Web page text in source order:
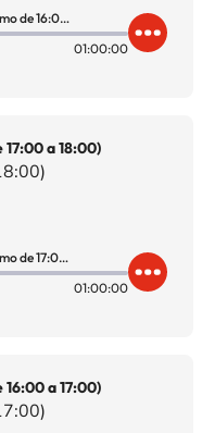
40 al Dia (05/08/2026 - Tramo de 16:00 a 17:00)
01:00:00
a 18:00)
40 al Dia (04/08/2026 - Tramo de 17:00 a 18:00)
01:00:00
a 17:00)